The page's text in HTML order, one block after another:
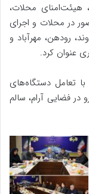
هیئت‌امنای محلات،
در محلات و اجرای
رودهن، مهرآباد و
عنوان کرد.
با تعامل دستگاه‌های
فضایی آرام، سالم